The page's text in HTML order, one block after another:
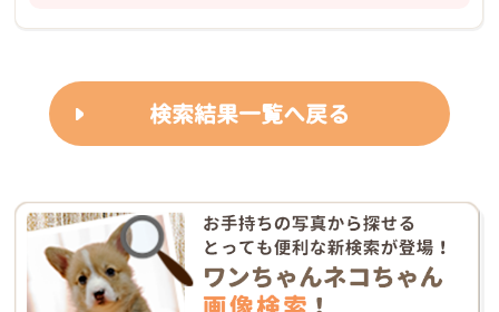
検索結果一覧へ戻る